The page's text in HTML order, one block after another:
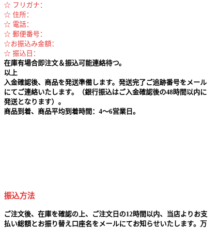
☆ フリガナ：
☆ 住所：
☆ 電話：
☆ 郵便番号：
☆お振込み金額：
☆ 振込日：
在庫有場合即注文＆振込可能連絡待つ。
以上
入金確認後、商品を発送準備します。発送完了ご追跡番号をメール
にてご連絡いたします。（銀行振込はご入金確認後の48時間以内に
発送となります）。
商品到着、商品平均到着時間：4～6営業日。
振込方法
ご注文後、在庫を確認の上、ご注文日の12時間以内、当店よりお支
払い総額とお振り替え口座名をメールにてお知らせいたします。万